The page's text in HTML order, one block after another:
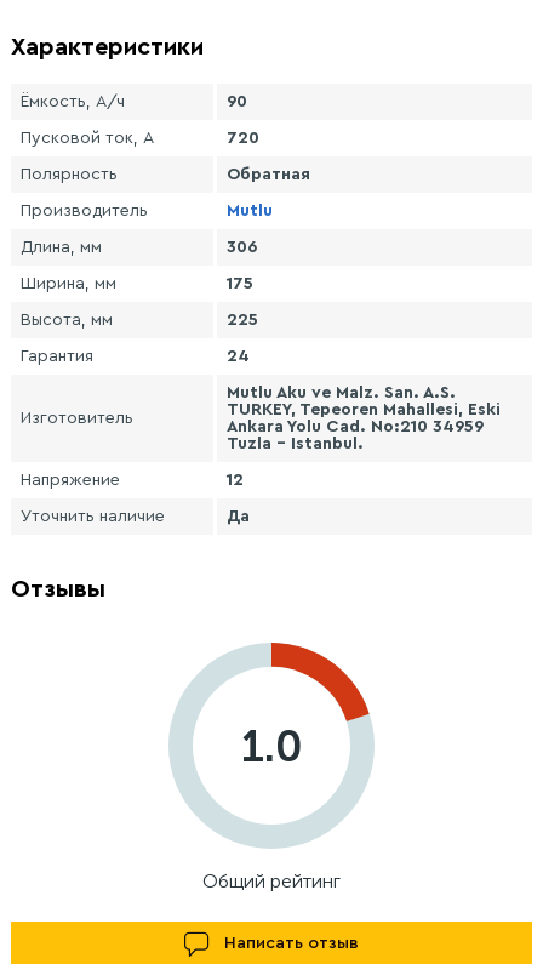
Характеристики
Ёмкость, А/ч 90
Пусковой ток, А 720
Полярность Обратная
Производитель Mutlu
Длина, мм 306
Ширина, мм 175
Высота, мм 225
Гарантия 24
Изготовитель
Mutlu Aku ve Malz. San. A.S.
TURKEY, Tepeoren Mahallesi, Eski
Ankara Yolu Cad. No:210 34959
Tuzla - Istanbul.
Напряжение 12
Уточнить наличие Да
Отзывы
1.0
Общий рейтинг
Написать отзыв